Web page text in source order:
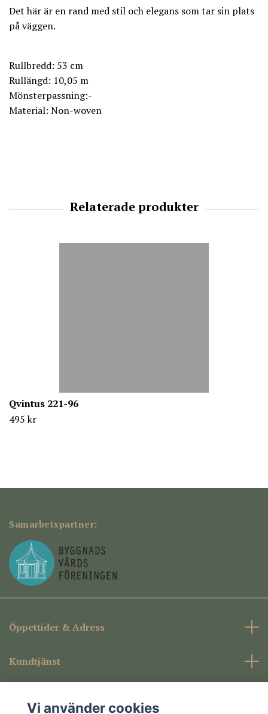
Det här är en rand med stil och elegans som tar sin plats
på väggen.
Rullbredd: 53 cm
Rullängd: 10,05 m
Mönsterpassning:-
Material: Non-woven
Qvintus 221-96
495 kr
Samarbetspartner:
Öppettider & Adress
Kundtjänst
Vi använder cookies